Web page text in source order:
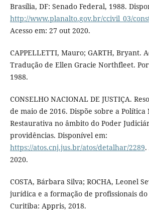
Brasília, DF: Senado Federal, 1988.
http://www.planalto.gov.br/ccivil_03/
Acesso em: 27 out 2020.
CAPPELLETTI, Mauro; GARTH, Bryant.
Tradução de Ellen Gracie Northfleet.
1988.
CONSELHO NACIONAL DE JUSTIÇA.
de maio de 2016. Dispõe sobre a Política
Restaurativa no âmbito do Poder
providências. Disponível em:
https://atos.cnj.jus.br/atos/detalhar/2289.
2020.
COSTA, Bárbara Silva; ROCHA, Leonel
jurídica e a formação de profissionais do
Curitiba: Appris, 2018.